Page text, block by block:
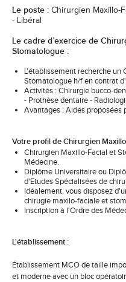
Le poste : Chirurgien Maxillo-
- Libéral
Le cadre d’exercice de
Stomatologue :
L'établissement recherche un
Stomatologue h/f en contrat
Activités : Chirurgie bucco-
- Prothèse dentaire -
Avantages : Aides proposées
Votre profil de Chirurgien
Chirurgien Maxillo-Facial et
Médecine.
Diplôme Universitaire ou
d'Etudes Spécialisées de
Idéalement, vous disposez
chirugie maxilo-faciale et
Inscription à l'Ordre des
L'établissement :
Établissement MCO de taille
et moderne avec un bloc